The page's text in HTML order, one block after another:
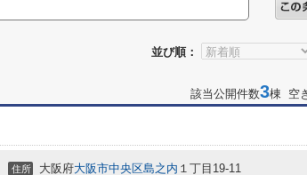
並び順：
該当公開件数3棟 空
住所 大阪府大阪市中央区島之内 １丁目19-11